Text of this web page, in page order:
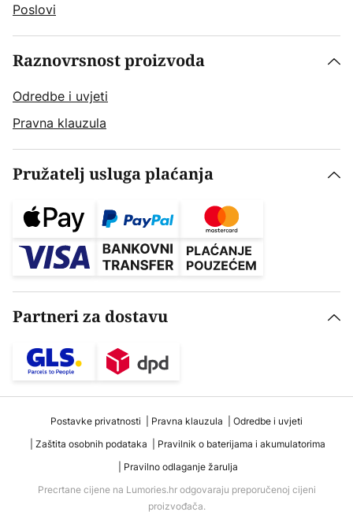
Poslovi
Raznovrsnost proizvoda
Odredbe i uvjeti
Pravna klauzula
Pružatelj usluga plaćanja
Partneri za dostavu
Postavke privatnosti Pravna klauzula
Odredbe i uvjeti
Zaštita osobnih podataka
Pravilnik o baterijama i akumulatorima
Pravilno odlaganje žarulja
Precrtane cijene na Lumories.hr odgovaraju preporučenoj cijeni
proizvođača.